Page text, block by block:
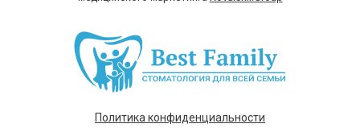
Политика конфиденциальности